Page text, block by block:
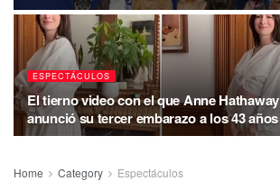
ESPECTÁCULOS
El tierno video con el que Anne Hathaway
anunció su tercer embarazo a los 43 años
Home Category Espectáculos